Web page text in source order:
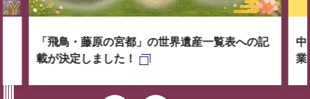
「飛鳥・藤原の宮都」の世界遺産一覧表への記
載が決定しました！
中
業